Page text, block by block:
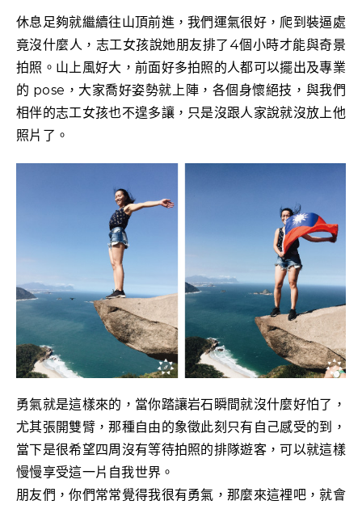
休息足夠就繼續往山頂前進，我們運氣很好，爬到裝逼處
竟沒什麼人，志工女孩說她朋友排了4個小時才能與奇景
拍照。山上風好大，前面好多拍照的人都可以擺出及專業
的 pose，大家喬好姿勢就上陣，各個身懷絕技，與我們
相伴的志工女孩也不遑多讓，只是沒跟人家說就沒放上他
照片了。
勇氣就是這樣來的，當你踏讓岩石瞬間就沒什麼好怕了，
尤其張開雙臂，那種自由的象徵此刻只有自己感受的到，
當下是很希望四周沒有等待拍照的排隊遊客，可以就這樣
慢慢享受這一片自我世界。
朋友們，你們常常覺得我很有勇氣，那麼來這裡吧，就會